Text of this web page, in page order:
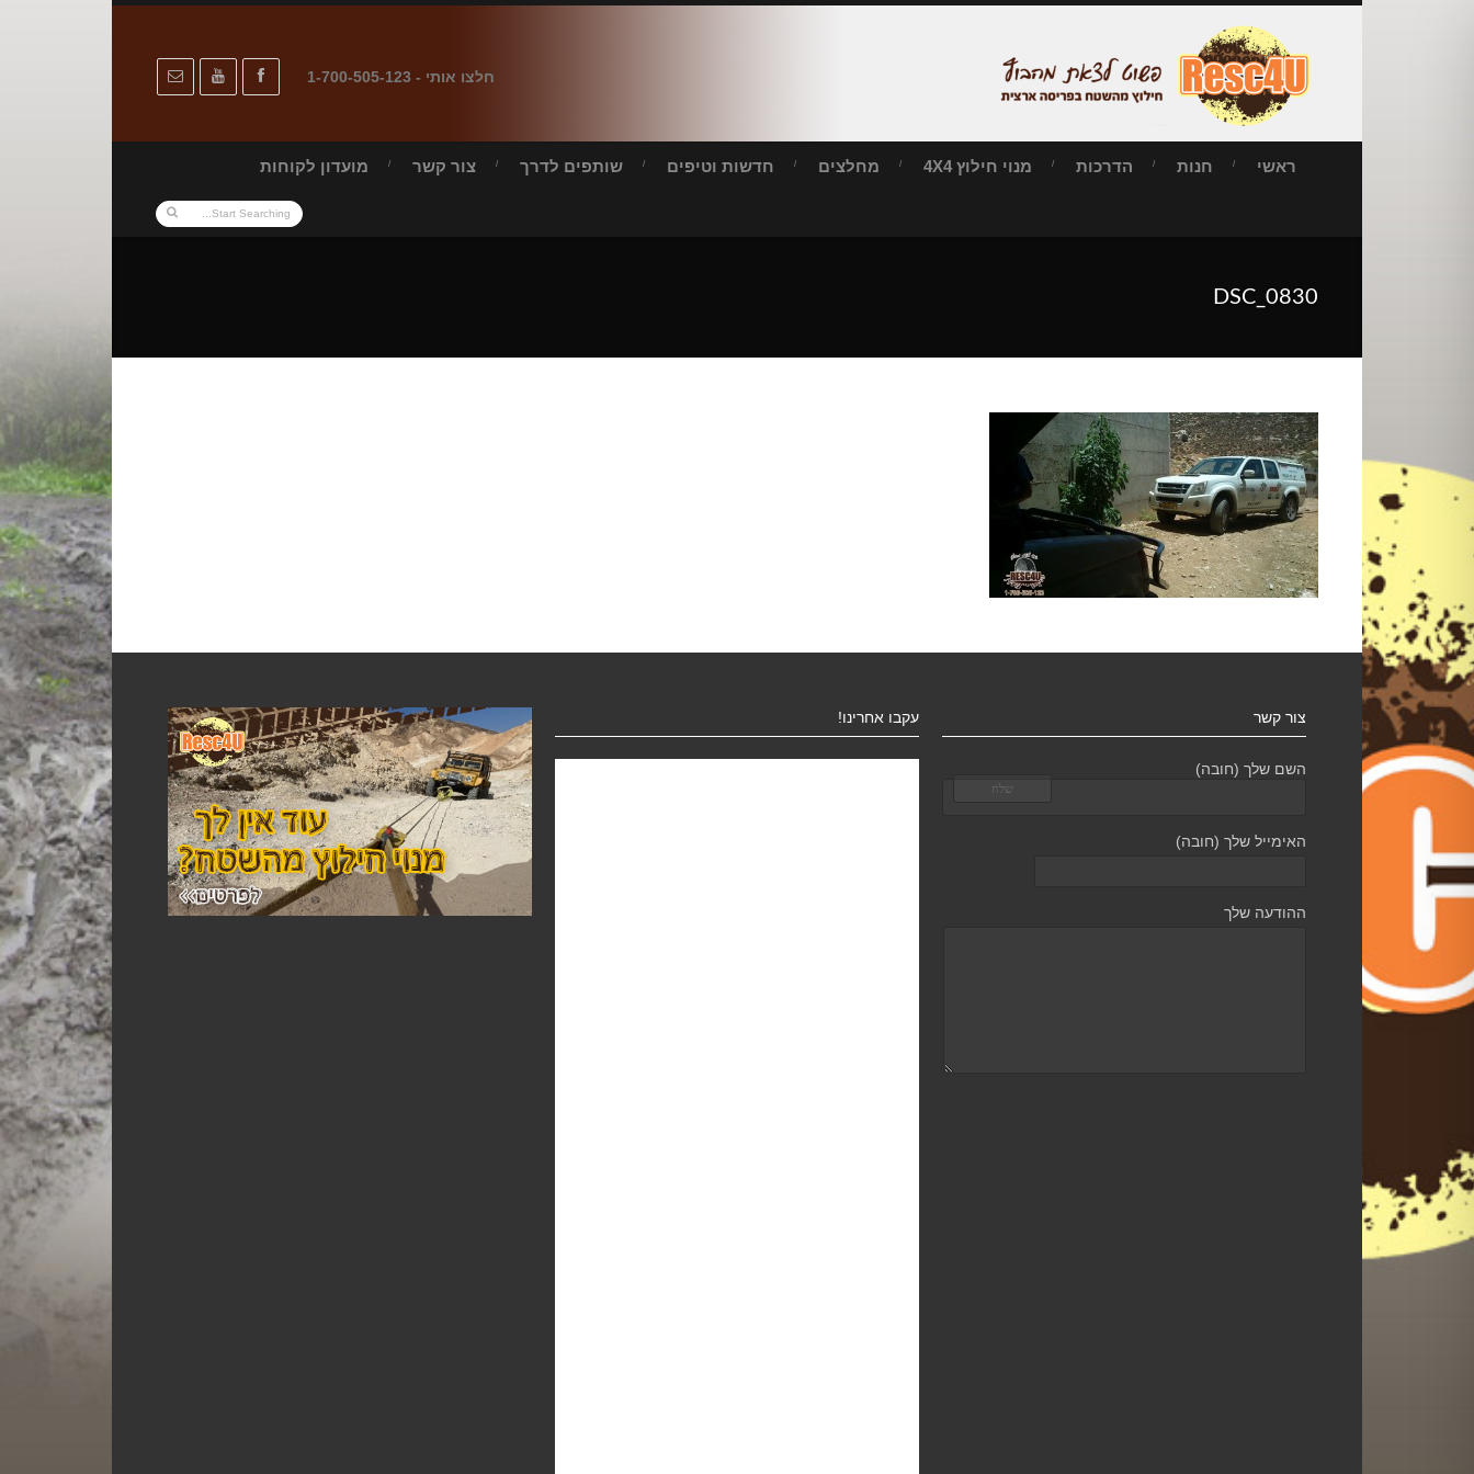
חלצו אותי - 1-700-505-123
ראשי חנות הדרכות מנוי חילוץ 4X4 מחלצים חדשות וטיפים שותפים לדרך צור קשר מועדון לקוחות
DSC_0830
צור קשר
השם שלך (חובה)
האימייל שלך (חובה)
ההודעה שלך
עקבו אחרינו!